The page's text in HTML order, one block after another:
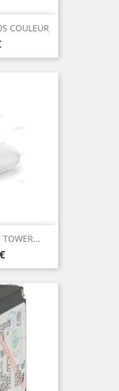
COULEUR
TOWER...